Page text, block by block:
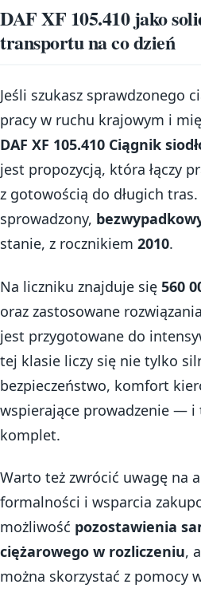
DAF XF 105.410 jako
transportu na co dzień
Jeśli szukasz sprawdzonego
pracy w ruchu krajowym i
DAF XF 105.410 Ciągnik
jest propozycją, która łączy
z gotowością do długich
sprowadzony,
stanie, z rocznikiem 2010.
Na liczniku znajduje się 560
oraz zastosowane
jest przygotowane do
tej klasie liczy się nie tylko
bezpieczeństwo, komfort
wspierające prowadzenie — i
komplet.
Warto też zwrócić uwagę na
formalności i wsparcia
możliwość pozostawienia
ciężarowego w rozliczeniu,
można skorzystać z pomocy